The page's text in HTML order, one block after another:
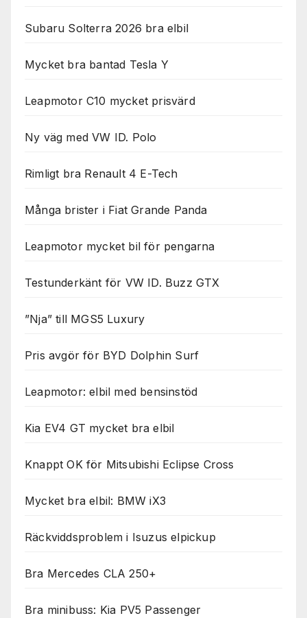
Subaru Solterra 2026 bra elbil
Mycket bra bantad Tesla Y
Leapmotor C10 mycket prisvärd
Ny väg med VW ID. Polo
Rimligt bra Renault 4 E-Tech
Många brister i Fiat Grande Panda
Leapmotor mycket bil för pengarna
Testunderkänt för VW ID. Buzz GTX
”Nja” till MGS5 Luxury
Pris avgör för BYD Dolphin Surf
Leapmotor: elbil med bensinstöd
Kia EV4 GT mycket bra elbil
Knappt OK för Mitsubishi Eclipse Cross
Mycket bra elbil: BMW iX3
Räckviddsproblem i Isuzus elpickup
Bra Mercedes CLA 250+
Bra minibuss: Kia PV5 Passenger